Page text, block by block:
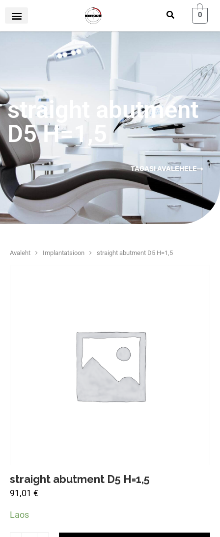
0
straight abutment
D5 H=1,5
TAGASI AVALEHELE
Avaleht Implantatsioon straight abutment D5 H=1,5
straight abutment D5 H=1,5
91,01 €
Laos